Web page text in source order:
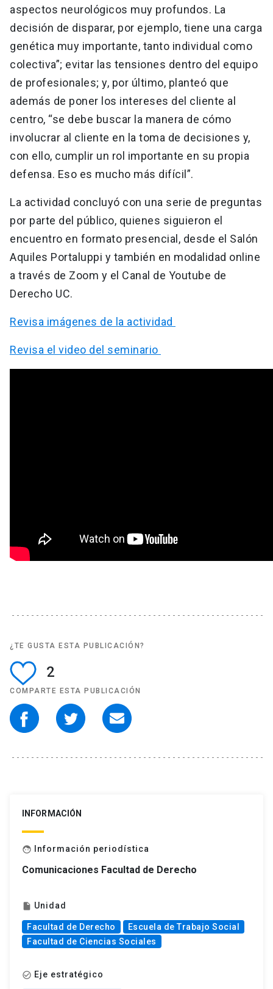
aspectos neurológicos muy profundos. La
decisión de disparar, por ejemplo, tiene una carga
genética muy importante, tanto individual como
colectiva”; evitar las tensiones dentro del equipo
de profesionales; y, por último, planteó que
además de poner los intereses del cliente al
centro, “se debe buscar la manera de cómo
involucrar al cliente en la toma de decisiones y,
con ello, cumplir un rol importante en su propia
defensa. Eso es mucho más difícil”.
La actividad concluyó con una serie de preguntas
por parte del público, quienes siguieron el
encuentro en formato presencial, desde el Salón
Aquiles Portaluppi y también en modalidad online
a través de Zoom y el Canal de Youtube de
Derecho UC.
Revisa imágenes de la actividad
Revisa el video del seminario
¿TE GUSTA ESTA PUBLICACIÓN?
2
COMPARTE ESTA PUBLICACIÓN
INFORMACIÓN
face Información periodística
Comunicaciones Facultad de Derecho
insert_drive_file Unidad
Facultad de Derecho
Escuela de Trabajo Social
Facultad de Ciencias Sociales
check_circle_outline Eje estratégico